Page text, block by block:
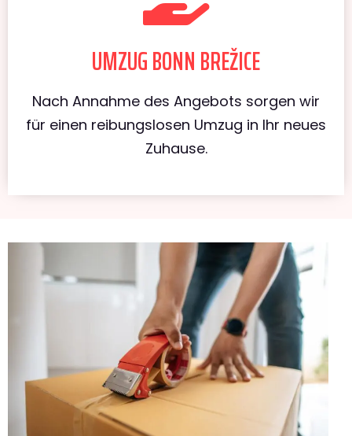
UMZUG BONN BREŽICE
Nach Annahme des Angebots sorgen wir
für einen reibungslosen Umzug in Ihr neues
Zuhause.